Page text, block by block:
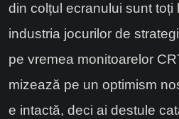
din colțul ecranului sunt toți
industria jocurilor de
pe vremea monitoarelor
mizează pe un optimism
e intactă, deci ai destule